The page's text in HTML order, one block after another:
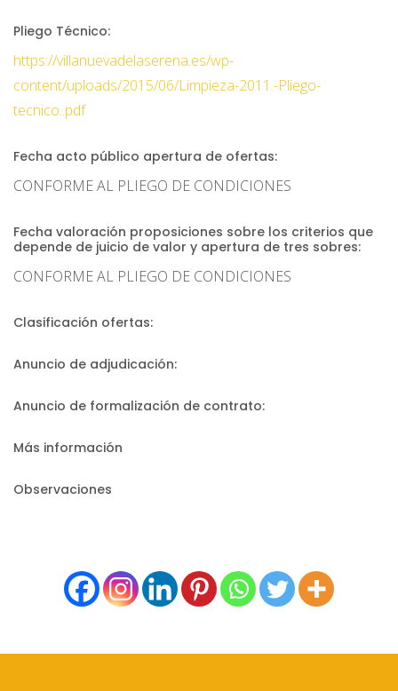
Pliego Técnico:
https://villanuevadelaserena.es/wp-
content/uploads/2015/06/Limpieza-2011.-Pliego-
tecnico..pdf
Fecha acto público apertura de ofertas:
CONFORME AL PLIEGO DE CONDICIONES
Fecha valoración proposiciones sobre los criterios que
depende de juicio de valor y apertura de tres sobres:
CONFORME AL PLIEGO DE CONDICIONES
Clasificación ofertas:
Anuncio de adjudicación:
Anuncio de formalización de contrato:
Más información
Observaciones